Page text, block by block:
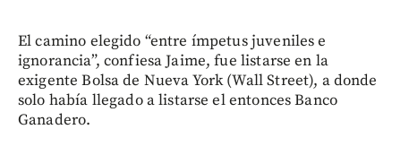
El camino elegido “entre ímpetus juveniles e
ignorancia”, confiesa Jaime, fue listarse en la
exigente Bolsa de Nueva York (Wall Street), a donde
solo había llegado a listarse el entonces Banco
Ganadero.